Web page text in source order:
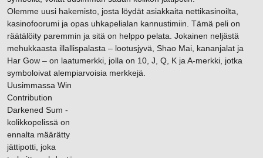
Olemme uusi hakemisto, josta löydät asiakkaita nettikasinoilta,
kasinofoorumi ja opas uhkapelialan kannustimiin. Tämä peli on
räätälöity paremmin ja sitä on helppo pelata. Jokainen neljästä
mehukkaasta illallispalasta – lootusjyvä, Shao Mai, kananjalat ja
Har Gow – on laatumerkki, jolla on 10, J, Q, K ja A-merkki, jotka
symboloivat alempiarvoisia merkkejä.
Uusimmassa Win
Contribution
Darkened Sum -
kolikkopelissä on
ennalta määrätty
jättipotti, joka